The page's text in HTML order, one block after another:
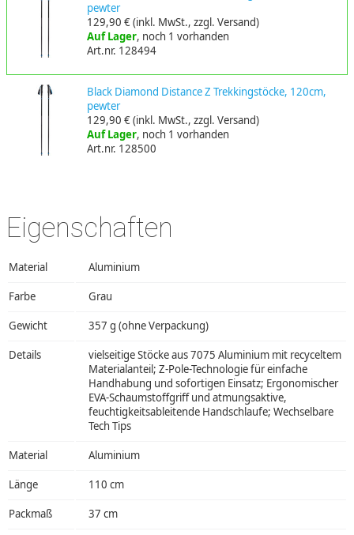
pewter
129,90 €(inkl. MwSt., zzgl. Versand)
Auf Lager, noch 1 vorhanden
Art.nr. 128494
Black Diamond Distance Z Trekkingstöcke, 120cm,
pewter
129,90 €(inkl. MwSt., zzgl. Versand)
Auf Lager, noch 1 vorhanden
Art.nr. 128500
Eigenschaften
Material Aluminium
Farbe Grau
Gewicht 357 g (ohne Verpackung)
Details
vielseitige Stöcke aus 7075 Aluminium mit recyceltem
Materialanteil; Z-Pole-Technologie für einfache
Handhabung und sofortigen Einsatz; Ergonomischer
EVA-Schaumstoffgriff und atmungsaktive,
feuchtigkeitsableitende Handschlaufe; Wechselbare
Tech Tips
Material Aluminium
Länge 110 cm
Packmaß 37 cm